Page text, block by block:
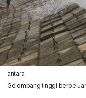
antara
Gelombang tinggi